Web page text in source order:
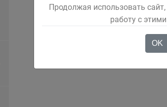
Продолжая использовать
работу с
OK